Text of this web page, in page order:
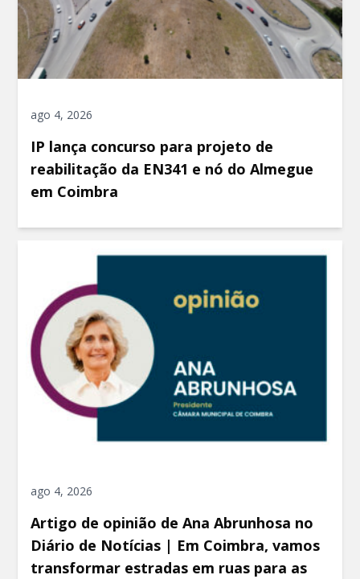
ago 4, 2026
IP lança concurso para projeto de
reabilitação da EN341 e nó do Almegue
em Coimbra
ago 4, 2026
Artigo de opinião de Ana Abrunhosa no
Diário de Notícias | Em Coimbra, vamos
transformar estradas em ruas para as